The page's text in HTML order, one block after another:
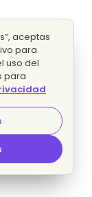
aceptas
para
uso del
para